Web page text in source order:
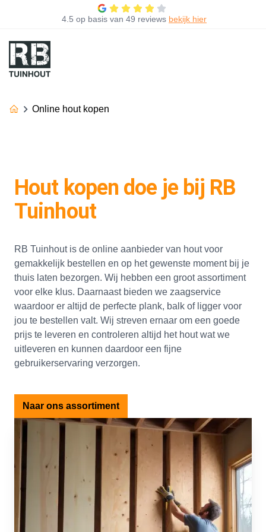
4.5 op basis van 49 reviews bekijk hier
Online hout kopen
Hout kopen doe je bij RB
Tuinhout
RB Tuinhout is de online aanbieder van hout voor
gemakkelijk bestellen en op het gewenste moment bij je
thuis laten bezorgen. Wij hebben een groot assortiment
voor elke klus. Daarnaast bieden we zaagservice
waardoor er altijd de perfecte plank, balk of ligger voor
jou te bestellen valt. Wij streven ernaar om een goede
prijs te leveren en controleren altijd het hout wat we
uitleveren en kunnen daardoor een fijne
gebruikerservaring verzorgen.
Naar ons assortiment